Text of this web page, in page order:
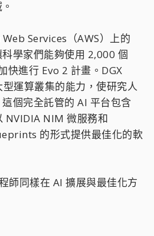
Services（AWS）上的
科學家們能夠使用 2,000 個
快進行 Evo 2 計畫。DGX
運算叢集的能力，使研究人
個完全託管的 AI 平台包含
NVIDIA NIM 微服務和
的形式提供最佳化的軟
師同樣在 AI 擴展與最佳化方